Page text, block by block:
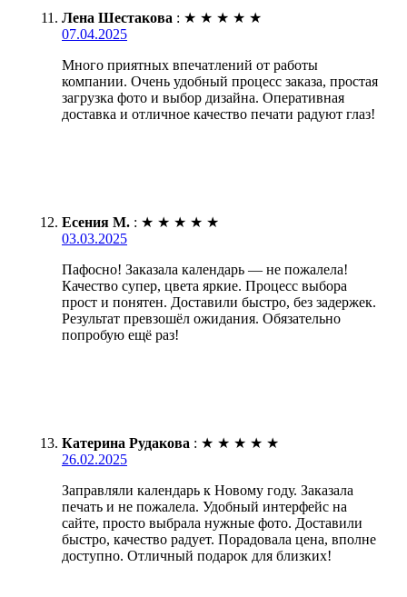
Лена Шестакова : ★ ★ ★ ★ ★
07.04.2025
Много приятных впечатлений от работы
компании. Очень удобный процесс заказа, простая
загрузка фото и выбор дизайна. Оперативная
доставка и отличное качество печати радуют глаз!
Есения М. : ★ ★ ★ ★ ★
03.03.2025
Пафосно! Заказала календарь — не пожалела!
Качество супер, цвета яркие. Процесс выбора
прост и понятен. Доставили быстро, без задержек.
Результат превзошёл ожидания. Обязательно
попробую ещё раз!
Катерина Рудакова : ★ ★ ★ ★ ★
26.02.2025
Заправляли календарь к Новому году. Заказала
печать и не пожалела. Удобный интерфейс на
сайте, просто выбрала нужные фото. Доставили
быстро, качество радует. Порадовала цена, вполне
доступно. Отличный подарок для близких!